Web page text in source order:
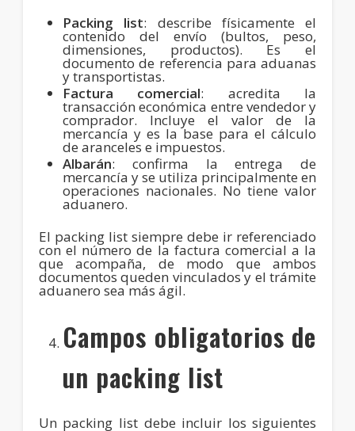
Packing list: describe físicamente el
contenido del envío (bultos, peso,
dimensiones, productos). Es el
documento de referencia para aduanas
y transportistas.
Factura comercial: acredita la
transacción económica entre vendedor y
comprador. Incluye el valor de la
mercancía y es la base para el cálculo
de aranceles e impuestos.
Albarán: confirma la entrega de
mercancía y se utiliza principalmente en
operaciones nacionales. No tiene valor
aduanero.
El packing list siempre debe ir referenciado
con el número de la factura comercial a la
que acompaña, de modo que ambos
documentos queden vinculados y el trámite
aduanero sea más ágil.
Campos obligatorios de
un packing list
Un packing list debe incluir los siguientes